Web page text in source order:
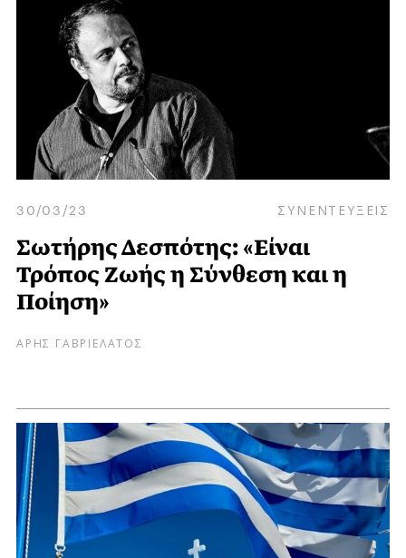
30/03/23 ΣΥΝΕΝΤΕΥΞΕΙΣ
Σωτήρης Δεσπότης: «Είναι
Τρόπος Ζωής η Σύνθεση και η
Ποίηση»
ΑΡΗΣ ΓΑΒΡΙΕΛΑΤΟΣ